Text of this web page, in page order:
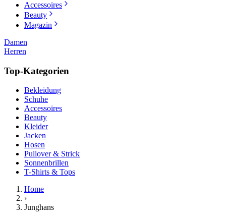
Accessoires
Beauty
Magazin
Damen
Herren
Top-Kategorien
Bekleidung
Schuhe
Accessoires
Beauty
Kleider
Jacken
Hosen
Pullover & Strick
Sonnenbrillen
T-Shirts & Tops
Home
›
Junghans